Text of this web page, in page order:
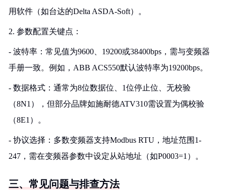
用软件（如台达的Delta ASDA-Soft）。
2. 参数配置关键点：
- 波特率：常见值为9600、19200或38400bps，需与变频器
手册一致。例如，ABB ACS550默认波特率为19200bps。
- 数据格式：通常为8位数据位、1位停止位、无校验
（8N1），但部分品牌如施耐德ATV310需设置为偶校验
（8E1）。
- 协议选择：多数变频器支持Modbus RTU，地址范围1-
247，需在变频器参数中设定从站地址（如P0003=1）。
三、常见问题与排查方法